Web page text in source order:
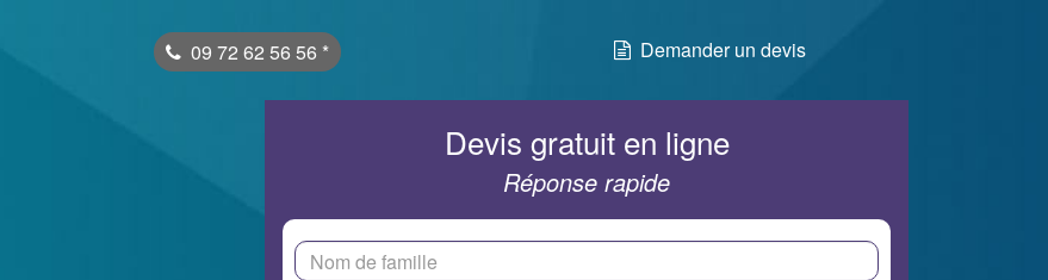
09 72 62 56 56 * Demander un devis
Devis gratuit en ligne
Réponse rapide